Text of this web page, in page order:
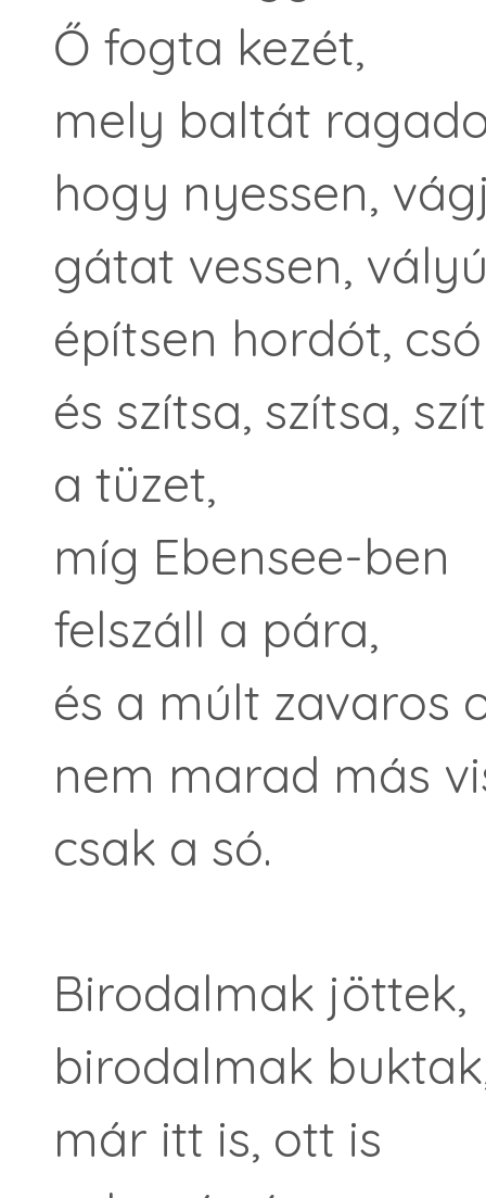
Ő fogta kezét,
mely baltát
hogy nyessen,
gátat vessen,
építsen hordót,
és szítsa, szítsa,
a tüzet,
míg Ebensee-ben
felszáll a pára,
és a múlt zavaros
nem marad más
csak a só.
Birodalmak jöttek,
birodalmak
már itt is, ott is